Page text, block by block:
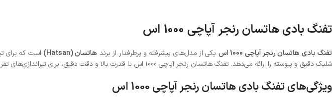
تفنگ بادی هاتسان رنجر آپاچی 1000 اس
تفنگ بادی هاتسان رنجر آپاچی 1000 اس یکی از مدل‌های پیشرفته و پرطرفدار از برند هاتسان (Hatsan)
است که برای
شلیک دقیق و پیوسته را ارائه می‌دهد. تفنگ هاتسان رنجر آپاچی 1000 اس با قدرت بالا و دقت دقیق، برای تیراندازی‌های تفریحی، رقابتی و شکار مناسب است.
ویژگی‌های تفنگ بادی هاتسان رنجر آپاچی 1000 اس